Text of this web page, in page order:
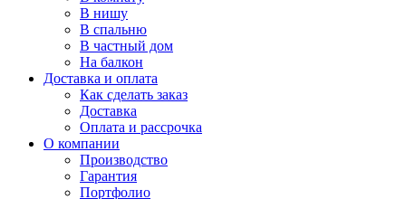
В нишу
В спальню
В частный дом
На балкон
Доставка и оплата
Как сделать заказ
Доставка
Оплата и рассрочка
О компании
Производство
Гарантия
Портфолио